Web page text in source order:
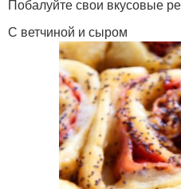
Побалуйте свои вкусовые
С ветчиной и сыром